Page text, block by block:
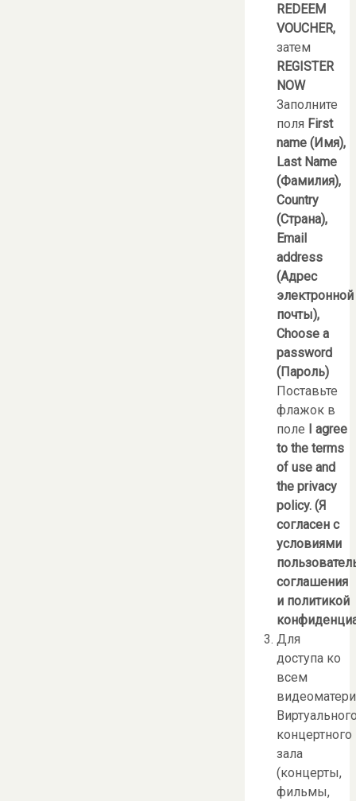
REDEEM
VOUCHER,
затем
REGISTER
NOW
Заполните
поля First
name (Имя),
Last Name
(Фамилия),
Country
(Страна),
Email
address
(Адрес
электронной
почты),
Choose a
password
(Пароль)
Поставьте
флажок в
поле
agree
to the terms
of use and
the privacy
policy. (Я
согласен с
условиями
соглашения
и политикой
Для
доступа ко
всем
концертного
зала
(концерты,
фильмы,